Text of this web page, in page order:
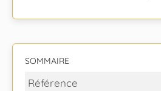
SOMMAIRE
Référence